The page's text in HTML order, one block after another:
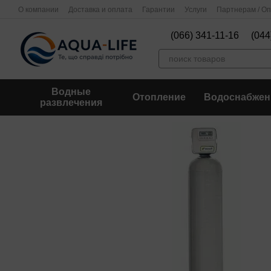
Перейти к основному контенту
О компании Доставка и оплата Гарантии Услуги Партнерам /
(066) 341-11-16
Водные
развлечения
Отопление